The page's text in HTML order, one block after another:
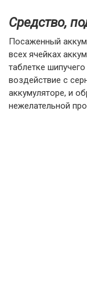
Средство,
Посаженный
всех ячейках
таблетке
воздействие с
аккумуляторе, и
нежелательной